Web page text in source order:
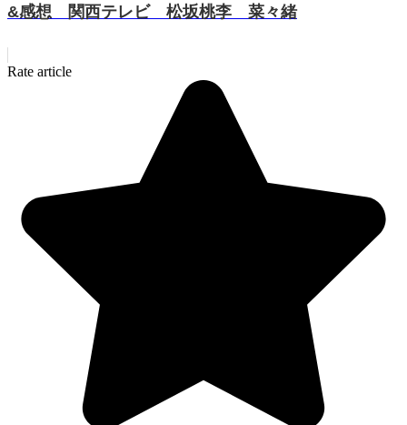
&感想 関西テレビ 松坂桃李 菜々緒
Rate article